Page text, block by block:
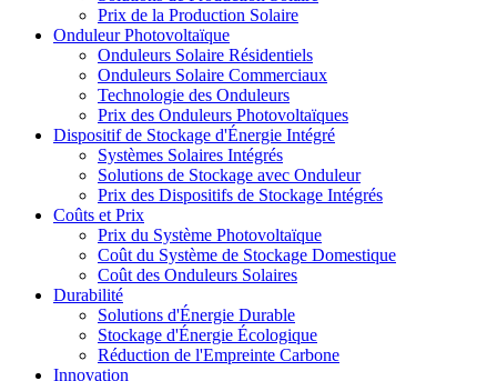
Prix de la Production Solaire
Onduleur Photovoltaïque
Onduleurs Solaire Résidentiels
Onduleurs Solaire Commerciaux
Technologie des Onduleurs
Prix des Onduleurs Photovoltaïques
Dispositif de Stockage d'Énergie Intégré
Systèmes Solaires Intégrés
Solutions de Stockage avec Onduleur
Prix des Dispositifs de Stockage Intégrés
Coûts et Prix
Prix du Système Photovoltaïque
Coût du Système de Stockage Domestique
Coût des Onduleurs Solaires
Durabilité
Solutions d'Énergie Durable
Stockage d'Énergie Écologique
Réduction de l'Empreinte Carbone
Innovation